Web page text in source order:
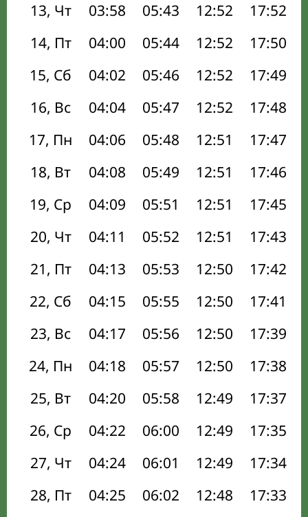
13, Чт
03:58 05:43 12:52 17:52
14, Пт
04:00 05:44 12:52 17:50
15, Сб
04:02 05:46 12:52 17:49
16, Вс
04:04 05:47 12:52 17:48
17, Пн
04:06 05:48 12:51 17:47
18, Вт
04:08 05:49 12:51 17:46
19, Ср
04:09 05:51 12:51 17:45
20, Чт
04:11 05:52 12:51 17:43
21, Пт
04:13 05:53 12:50 17:42
22, Сб
04:15 05:55 12:50 17:41
23, Вс
04:17 05:56 12:50 17:39
24, Пн
04:18 05:57 12:50 17:38
25, Вт
04:20 05:58 12:49 17:37
26, Ср
04:22 06:00 12:49 17:35
27, Чт
04:24 06:01 12:49 17:34
28, Пт
04:25 06:02 12:48 17:33